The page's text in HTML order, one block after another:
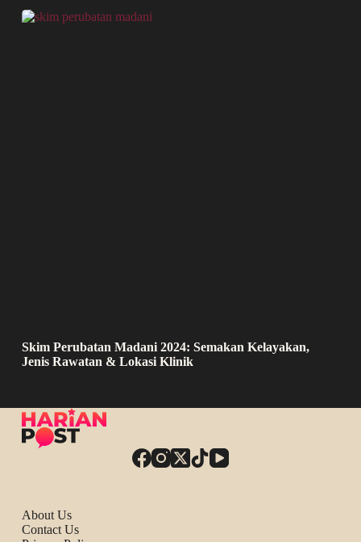
Skim Perubatan Madani 2024: Semakan Kelayakan,
Jenis Rawatan & Lokasi Klinik
About Us
Contact Us